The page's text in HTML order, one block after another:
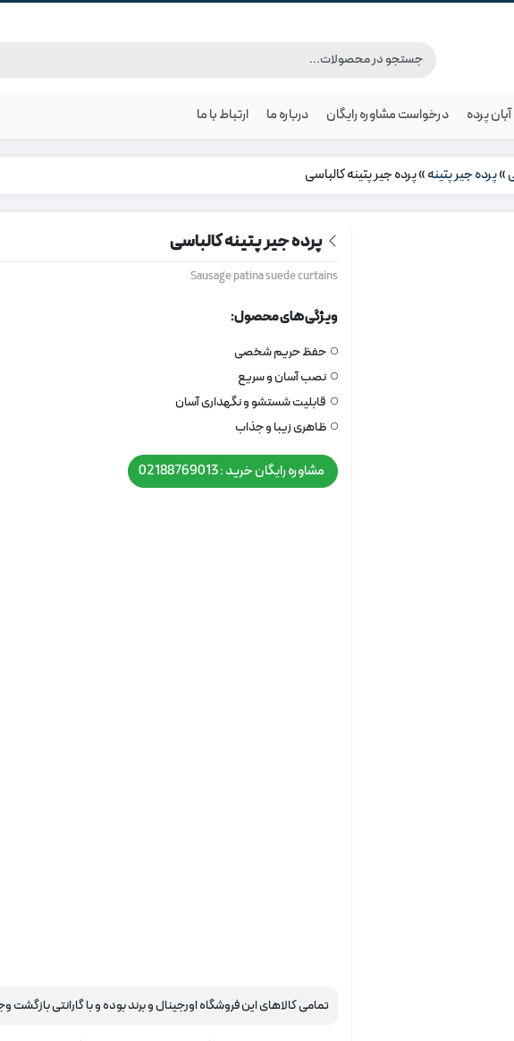
پرده درخواست مشاوره رایگان درباره ما ارتباط با ما
»پرده جیر پتینه»پرده جیر پتینه کالباسی
پرده جیر پتینه کالباسی
Sausage patina suede curtains
ویژگی های محصول:
حفظ حریم شخصی
نصب آسان و سریع
قابلیت شستشو و نگهداری آسان
ظاهری زیبا و جذاب
مشاوره رایگان خرید : 02188769013
تمامی کالاهای این فروشگاه اورجینال و برند بوده و با گارانتی بازگشت